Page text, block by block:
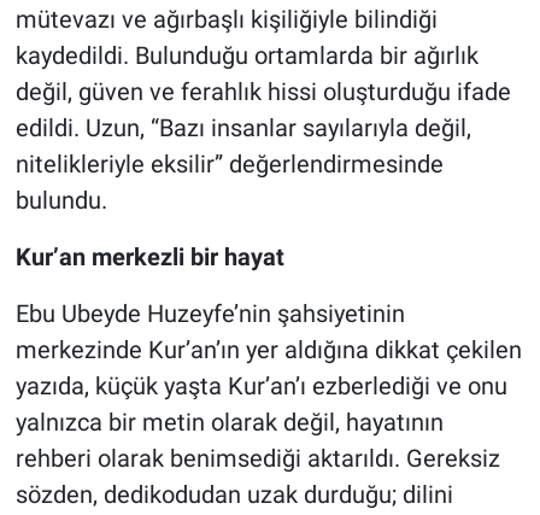
mütevazı ve ağırbaşlı kişiliğiyle bilindiği
kaydedildi. Bulunduğu ortamlarda bir ağırlık
değil, güven ve ferahlık hissi oluşturduğu ifade
edildi. Uzun, “Bazı insanlar sayılarıyla değil,
nitelikleriyle eksilir” değerlendirmesinde
bulundu.
Kur’an merkezli bir hayat
Ebu Ubeyde Huzeyfe’nin şahsiyetinin
merkezinde Kur’an’ın yer aldığına dikkat çekilen
yazıda, küçük yaşta Kur’an’ı ezberlediği ve onu
yalnızca bir metin olarak değil, hayatının
rehberi olarak benimsediği aktarıldı. Gereksiz
sözden, dedikodudan uzak durduğu; dilini